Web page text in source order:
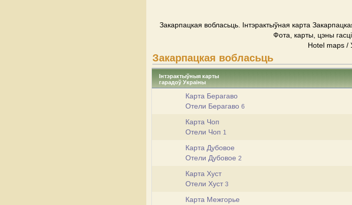
Закарпацкая вобласьць. Інтэрактыўная карта
Фота, карты, цэны
Hotel maps /
Закарпацкая вобласьць
Інтэрактыўныя карты
гарадоў Украіны
Карта Берагаво
Отели Берагаво 6
Карта Чоп
Отели Чоп 1
Карта Дубовое
Отели Дубовое 2
Карта Хуст
Отели Хуст 3
Карта Межгорье